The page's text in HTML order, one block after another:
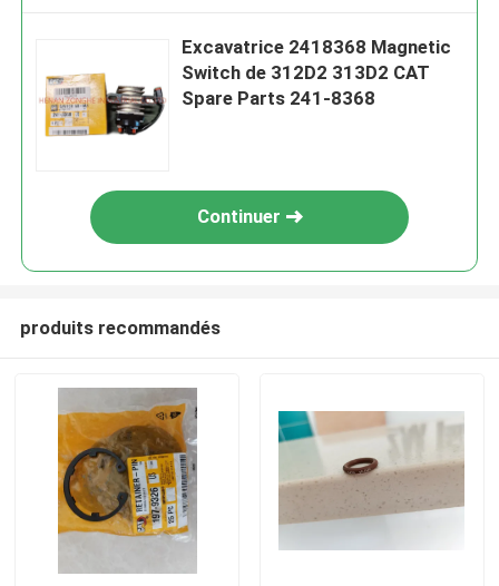
Excavatrice 2418368 Magnetic
Switch de 312D2 313D2 CAT
Spare Parts 241-8368
Continuer
produits recommandés